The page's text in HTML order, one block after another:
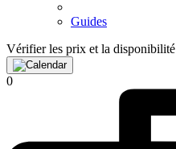
Guides
Vérifier les prix et la disponibilité
0